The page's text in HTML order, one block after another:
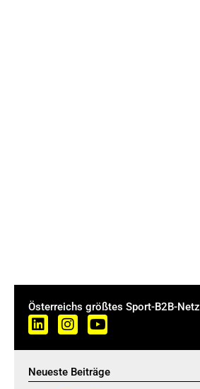
Österreichs größtes Sport-B2B-
Neueste Beiträge